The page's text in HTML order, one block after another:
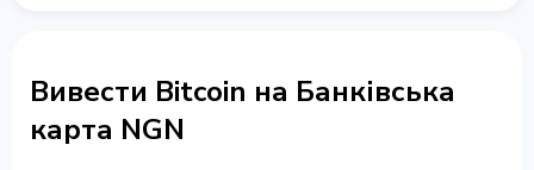
Вивести Bitcoin на Банківська
карта NGN